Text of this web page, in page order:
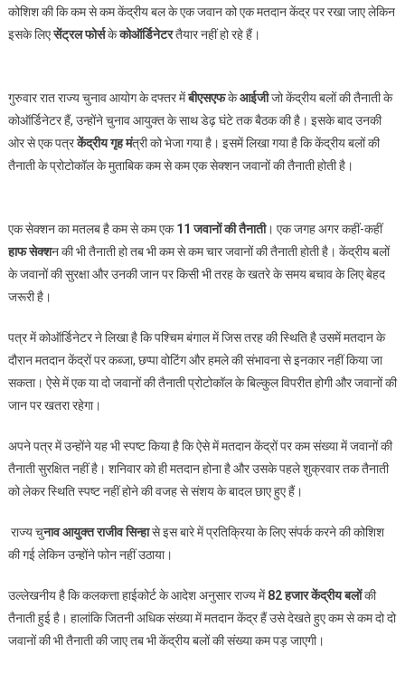
विपरीत
नहीं
केंद्रीय
बल
कोशिश की कि कम से कम केंद्रीय बल के एक जवान को एक मतदान केंद्र पर रखा जाए लेकिन
इसके लिएसेंट्रल फोर्सकेकोऑर्डिनेटरतैयार नहीं हो रहे हैं।
गुरुवार रात राज्य चुनाव आयोग के दफ्तर मेंबीएसएफकेआईजीजो केंद्रीय बलों की तैनाती के
कोऑर्डिनेटर हैं, उन्होंने चुनाव आयुक्त के साथ डेढ़ घंटे तक बैठक की है। इसके बाद उनकी
ओर से एक पत्रकेंद्रीय गृह मंत्री को भेजा गया है। इसमें लिखा गया है कि केंद्रीय बलों की
तैनाती के प्रोटोकॉल के मुताबिक कम से कम एक सेक्शन जवानों की तैनाती होती है।
एक सेक्शन का मतलब है कम से कम एक11 जवानों की तैनाती। एक जगह अगर कहीं-कहीं
हाफ सेक्शन की भी तैनाती हो तब भी कम से कम चार जवानों की तैनाती होती है। केंद्रीय बलों
के जवानों की सुरक्षा और उनकी जान पर किसी भी तरह के खतरे के समय बचाव के लिए बेहद
जरूरी है।
पत्र में कोऑर्डिनेटर ने लिखा है कि पश्चिम बंगाल में जिस तरह की स्थिति है उसमें मतदान के
दौरान मतदान केंद्रों पर कब्जा, छप्पा वोटिंग और हमले की संभावना से इनकार नहीं किया जा
सकता। ऐसे में एक या दो जवानों की तैनाती प्रोटोकॉल के बिल्कुल विपरीत होगी और जवानों की
जान पर खतरा रहेगा।
अपने पत्र में उन्होंने यह भी स्पष्ट किया है कि ऐसे में मतदान केंद्रों पर कम संख्या में जवानों की
तैनाती सुरक्षित नहीं है। शनिवार को ही मतदान होना है और उसके पहले शुक्रवार तक तैनाती
को लेकर स्थिति स्पष्ट नहीं होने की वजह से संशय के बादल छाए हुए हैं।
राज्य चुनाव आयुक्त राजीव सिन्हासे इस बारे में प्रतिक्रिया के लिए संपर्क करने की कोशिश
की गई लेकिन उन्होंने फोन नहीं उठाया।
उल्लेखनीय है कि कलकत्ता हाईकोर्ट के आदेश अनुसार राज्य में82 हजार केंद्रीय बलोंकी
तैनाती हुई है। हालांकि जितनी अधिक संख्या में मतदान केंद्र हैं उसे देखते हुए कम से कम दो दो
जवानों की भी तैनाती की जाए तब भी केंद्रीय बलों की संख्या कम पड़ जाएगी।